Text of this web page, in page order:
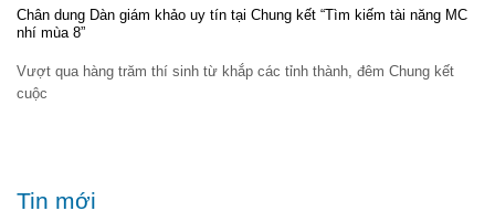
Chân dung Dàn giám khảo uy tín tại Chung kết “Tìm kiếm tài năng MC
nhí mùa 8”
Vượt qua hàng trăm thí sinh từ khắp các tỉnh thành, đêm Chung kết
cuộc
Tin mới